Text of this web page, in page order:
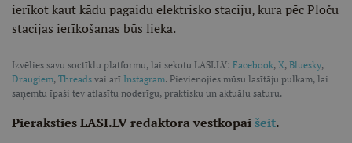
ierīkot kaut kādu pagaidu elektrisko staciju, kura pēc Ploču
stacijas ierīkošanas būs lieka.
Izvēlies savu soctīklu platformu, lai sekotu LASI.LV: Facebook, X, Bluesky,
Draugiem, Threads vai arī Instagram. Pievienojies mūsu lasītāju pulkam, lai
saņemtu īpaši tev atlasītu noderīgu, praktisku un aktuālu saturu.
Pieraksties LASI.LV redaktora vēstkopaišeit.